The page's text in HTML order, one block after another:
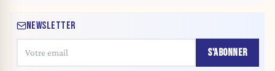
NEWSLETTER
S'ABONNER